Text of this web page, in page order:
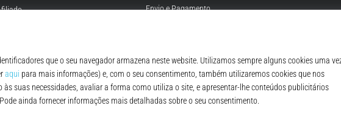
Envio e Pagamento
FAQ - Perguntas Frequentes
Regulamento de Proteção de Dados Pessoais